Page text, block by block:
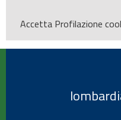
Accetta Profilazione